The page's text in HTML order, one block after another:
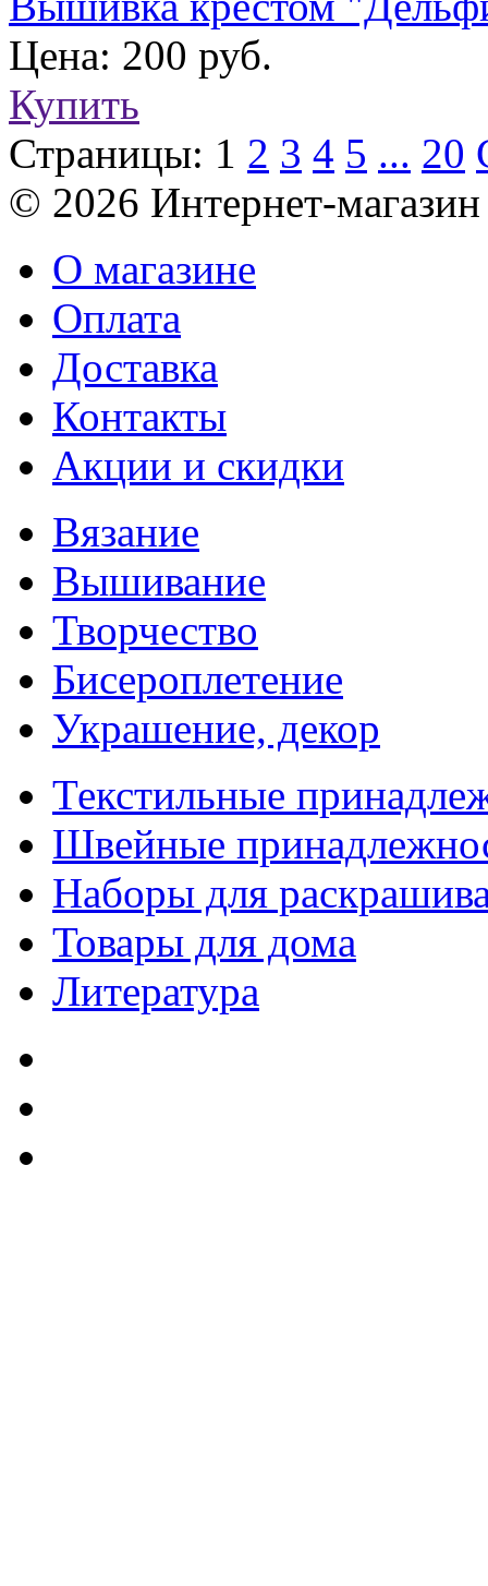
Цена: 200 руб.
Купить
Страницы: 1 2 3 4 5 ... 20
© 2026 Интернет-
О магазине
Оплата
Доставка
Контакты
Акции и скидки
Вязание
Вышивание
Творчество
Бисероплетение
Украшение, декор
Текстильные
Швейные
Наборы для
Товары для дома
Литература